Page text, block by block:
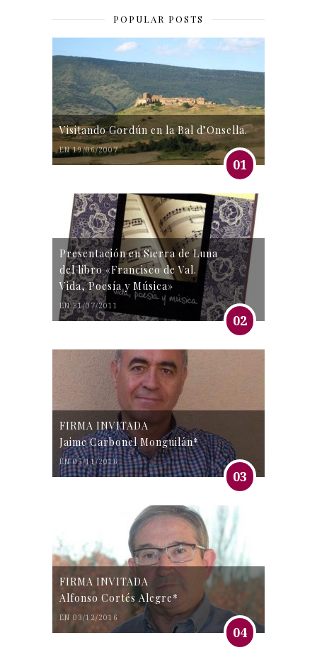
POPULAR POSTS
Visitando Gordún en la Bal d’Onsella.
EN 19/06/2007
01
Presentación en Sierra de Luna
del libro «Francisco de Val.
Vida, Poesía y Música»
EN 31/07/2011
02
FIRMA INVITADA
Jaime Carbonel Monguilán*
EN 05/11/2016
03
FIRMA INVITADA
Alfonso Cortés Alegre*
EN 03/12/2016
04